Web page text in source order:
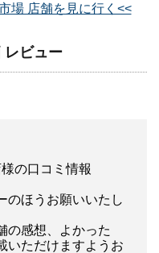
場 店舗を見に行く<<
ビュー
の口コミ情報
のほうお願いいたし
の感想、よかった
いただけますようお